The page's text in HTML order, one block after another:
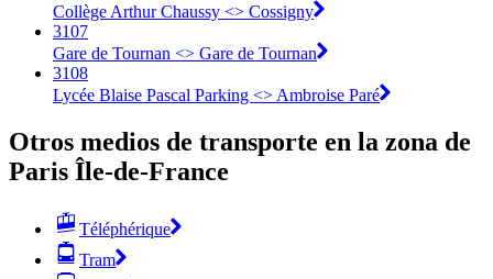
Collège Arthur Chaussy <> Cossigny
3107
Gare de Tournan <> Gare de Tournan
3108
Lycée Blaise Pascal Parking <> Ambroise Paré
Otros medios de transporte en la zona de
Paris Île-de-France
Téléphérique
Tram